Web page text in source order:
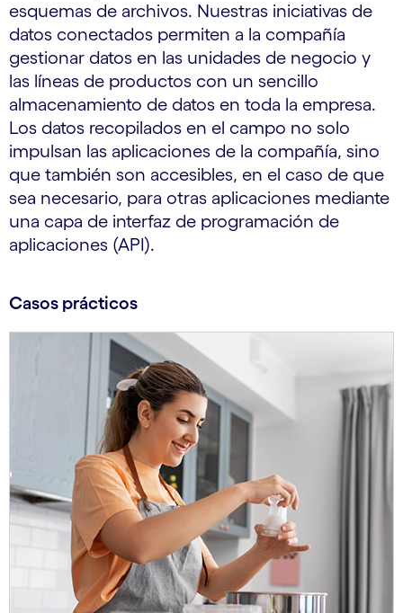
esquemas de archivos. Nuestras iniciativas de
datos conectados permiten a la compañía
gestionar datos en las unidades de negocio y
las líneas de productos con un sencillo
almacenamiento de datos en toda la empresa.
Los datos recopilados en el campo no solo
impulsan las aplicaciones de la compañía, sino
que también son accesibles, en el caso de que
sea necesario, para otras aplicaciones mediante
una capa de interfaz de programación de
aplicaciones (API).
Casos prácticos